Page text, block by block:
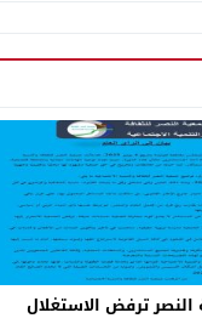
ترفض الاستغلال